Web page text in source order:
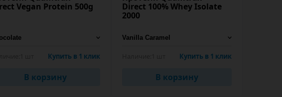
Vegan Protein 500g
Купить в 1 клик
В корзину
Direct 100% Whey Isolate
2000
Купить в 1 клик
В корзину